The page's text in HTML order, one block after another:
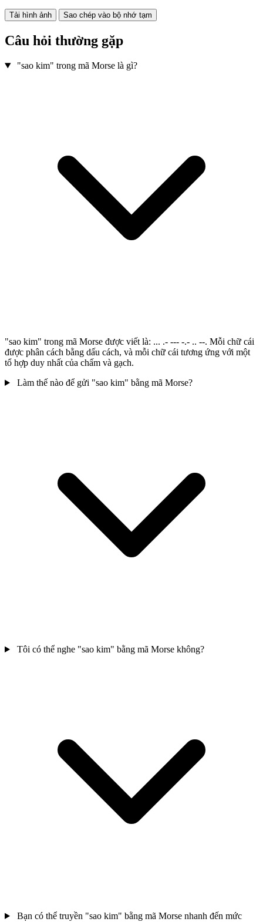
Tải hình ảnh Sao chép vào bộ nhớ tạm
Câu hỏi thường gặp
"sao kim" trong mã Morse là gì?
"sao kim" trong mã Morse được viết là: ... .- --- -.- .. --. Mỗi chữ cái
được phân cách bằng dấu cách, và mỗi chữ cái tương ứng với một
tổ hợp duy nhất của chấm và gạch.
Làm thế nào để gửi "sao kim" bằng mã Morse?
Tôi có thể nghe "sao kim" bằng mã Morse không?
Bạn có thể truyền "sao kim" bằng mã Morse nhanh đến mức